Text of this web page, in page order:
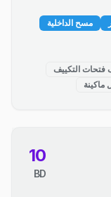
مسح الداخلية
فتحات التكييف
10
BD